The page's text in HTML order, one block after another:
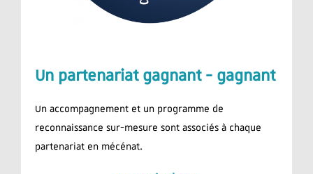
Un partenariat gagnant - gagnant
Un accompagnement et un programme de
reconnaissance sur-mesure sont associés à chaque
partenariat en mécénat.